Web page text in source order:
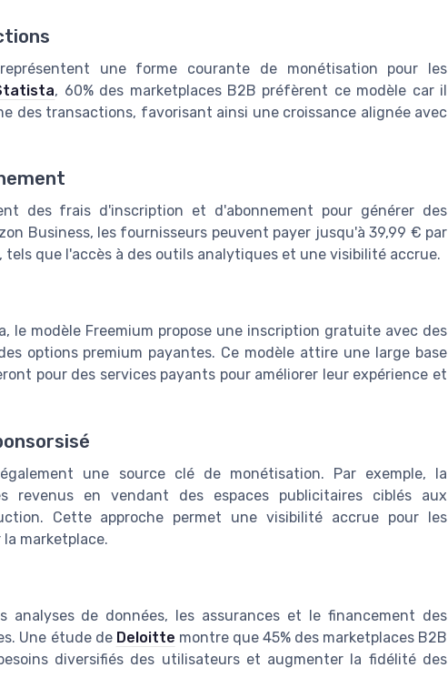
une forme courante de monétisation pour les
, 60% des marketplaces B2B préfèrent ce modèle car il
des transactions, favorisant ainsi une croissance alignée avec
des frais d'inscription et d'abonnement pour générer des
Business, les fournisseurs peuvent payer jusqu'à 39,99 € par
tels que l'accès à des outils analytiques et une visibilité accrue.
le modèle Freemium propose une inscription gratuite avec des
options premium payantes. Ce modèle attire une large base
pour des services payants pour améliorer leur expérience et
une source clé de monétisation. Par exemple, la
revenus en vendant des espaces publicitaires ciblés aux
Cette approche permet une visibilité accrue pour les
marketplace.
analyses de données, les assurances et le financement des
Une étude de Deloitte montre que 45% des marketplaces B2B
diversifiés des utilisateurs et augmenter la fidélité des